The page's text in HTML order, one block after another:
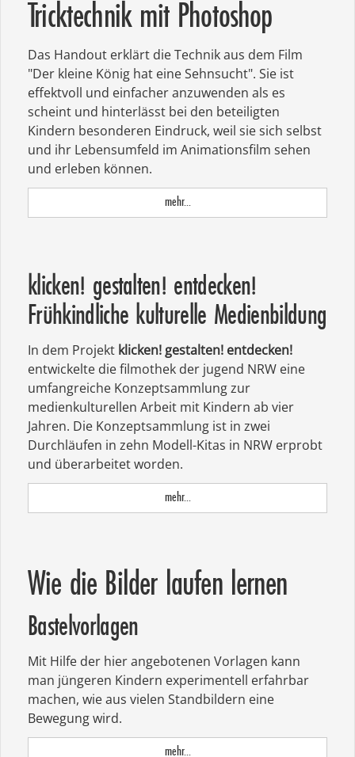
Tricktechnik mit Photoshop
Das Handout erklärt die Technik aus dem Film
"Der kleine König hat eine Sehnsucht". Sie ist
effektvoll und einfacher anzuwenden als es
scheint und hinterlässt bei den beteiligten
Kindern besonderen Eindruck, weil sie sich selbst
und ihr Lebensumfeld im Animationsfilm sehen
und erleben können.
mehr...
klicken! gestalten! entdecken!
Frühkindliche kulturelle Medienbildung
In dem Projekt klicken! gestalten! entdecken!
entwickelte die filmothek der jugend NRW eine
umfangreiche Konzeptsammlung zur
medienkulturellen Arbeit mit Kindern ab vier
Jahren. Die Konzeptsammlung ist in zwei
Durchläufen in zehn Modell-Kitas in NRW erprobt
und überarbeitet worden.
mehr...
Wie die Bilder laufen lernen
Bastelvorlagen
Mit Hilfe der hier angebotenen Vorlagen kann
man jüngeren Kindern experimentell erfahrbar
machen, wie aus vielen Standbildern eine
Bewegung wird.
mehr...